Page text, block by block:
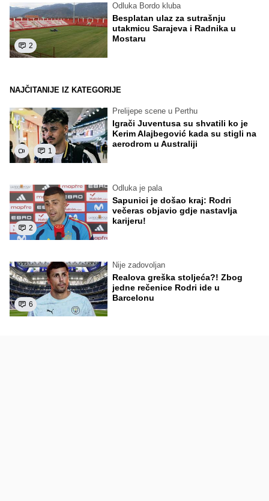
2
Odluka Bordo kluba
Besplatan ulaz za sutrašnju
utakmicu Sarajeva i Radnika u
Mostaru
NAJČITANIJE IZ KATEGORIJE
1
Prelijepe scene u Perthu
Igrači Juventusa su shvatili ko je
Kerim Alajbegović kada su stigli na
aerodrom u Australiji
2
Odluka je pala
Sapunici je došao kraj: Rodri
večeras objavio gdje nastavlja
karijeru!
6
Nije zadovoljan
Realova greška stoljeća?! Zbog
jedne rečenice Rodri ide u
Barcelonu